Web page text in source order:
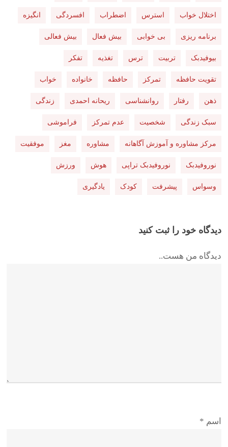
اختلال خواب استرس اضطراب افسردگی انگیزه
برنامه ریزی بی خوابی بیش فعال بیش فعالی
بیوفیدبک تربیت ترس تغذیه تفکر
تقویت حافظه تمرکز حافظه خانواده خواب
ذهن رفتار روانشناسی ریحانه احمدی زندگی
سبک زندگی شخصیت عدم تمرکز فراموشی
مرکز مشاوره و آموزش آگاهانه مشاوره مغز موفقیت
نوروفیدبک نوروفیدبک تراپی هوش ورزش
وسواس پیشرفت کودک یادگیری
دیدگاه خود را ثبت کنید
دیدگاه من هست..
اسم *